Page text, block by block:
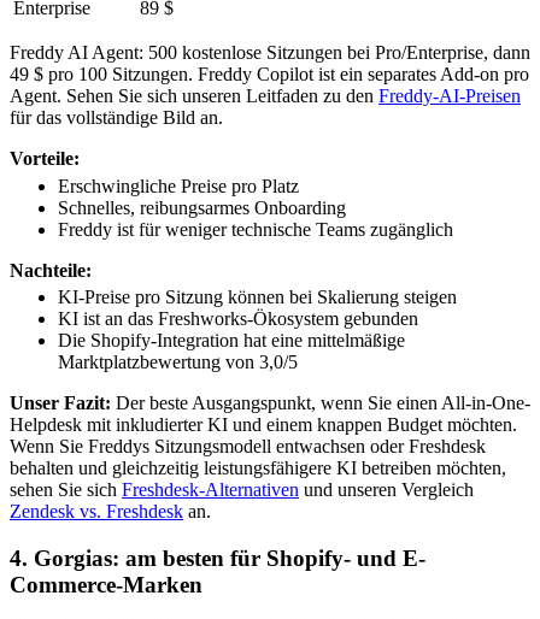
Enterprise
89 $
Freddy AI Agent: 500 kostenlose Sitzungen bei Pro/Enterprise, dann
49 $ pro 100 Sitzungen. Freddy Copilot ist ein separates Add-on pro
Agent. Sehen Sie sich unseren Leitfaden zu den Freddy-AI-Preisen
für das vollständige Bild an.
Vorteile:
Erschwingliche Preise pro Platz
Schnelles, reibungsarmes Onboarding
Freddy ist für weniger technische Teams zugänglich
Nachteile:
KI-Preise pro Sitzung können bei Skalierung steigen
KI ist an das Freshworks-Ökosystem gebunden
Die Shopify-Integration hat eine mittelmäßige
Marktplatzbewertung von 3,0/5
Unser Fazit: Der beste Ausgangspunkt, wenn Sie einen All-in-One-
Helpdesk mit inkludierter KI und einem knappen Budget möchten.
Wenn Sie Freddys Sitzungsmodell entwachsen oder Freshdesk
behalten und gleichzeitig leistungsfähigere KI betreiben möchten,
sehen Sie sich Freshdesk-Alternativen und unseren Vergleich
Zendesk vs. Freshdesk an.
4. Gorgias: am besten für Shopify- und E-
Commerce-Marken